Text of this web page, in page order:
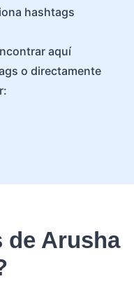
hashtags
aquí
o directamente
de Arusha